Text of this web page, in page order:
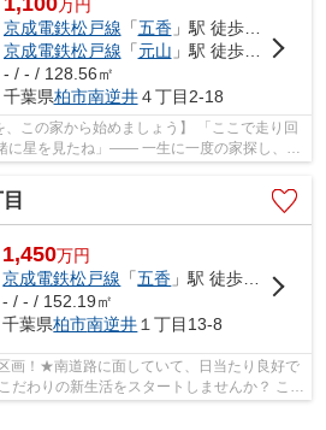
万円
京成電鉄松戸線 「五香」駅 徒歩18分
京成電鉄松戸線 「元山 」駅 徒歩24分
- / - / 128.56㎡
千葉県柏市南逆井４丁目2-18
、この家から始めましょう】 「ここで走り回
に星を見たね」―― 一生に一度の家探し、そ
1,450万円
京成電鉄松戸線 「五香 」駅 徒歩24分
- / - / 152.19㎡
千葉県柏市南逆井１丁目13-8
画！★南道路に面していて、日当たり良好で
だわりの新生活をスタートしませんか？ これ